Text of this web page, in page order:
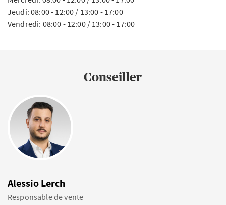
Jeudi: 08:00 - 12:00 / 13:00 - 17:00
Vendredi: 08:00 - 12:00 / 13:00 - 17:00
Conseiller
Alessio Lerch
Responsable de vente